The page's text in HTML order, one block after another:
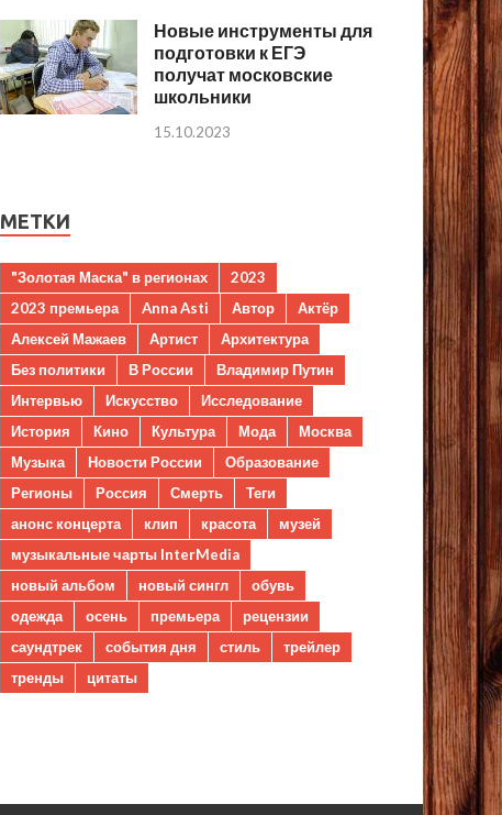
Новые инструменты для
подготовки к ЕГЭ
получат московские
школьники
15.10.2023
МЕТКИ
"Золотая Маска" в регионах
2023
2023 премьера
Anna Asti Автор
Актёр
Алексей Мажаев
Артист
Архитектура
Без политики
В России
Владимир Путин
Интервью
Искусство
Исследование
История
Кино Культура Мода
Москва
Музыка
Новости России
Образование
Регионы
Россия Смерть
Теги
анонс концерта
клип красота
музей
музыкальные чарты InterMedia
новый альбом
новый сингл
обувь
одежда
осень премьера
рецензии
саундтрек
события дня стиль
трейлер
тренды
цитаты